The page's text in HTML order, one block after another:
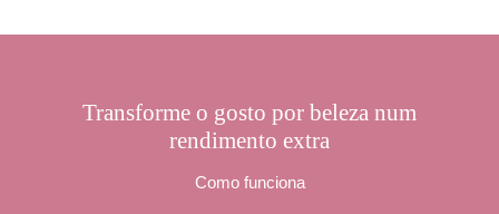
Transforme o gosto por beleza num
rendimento extra
Como funciona